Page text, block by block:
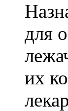
для
их